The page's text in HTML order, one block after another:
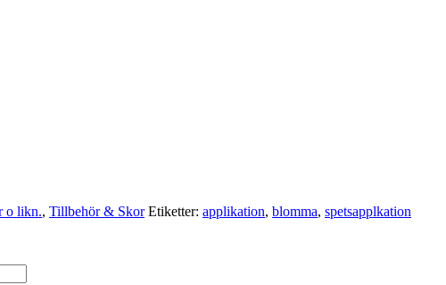
o likn., Tillbehör & Skor Etiketter: applikation, blomma, spetsapplkation